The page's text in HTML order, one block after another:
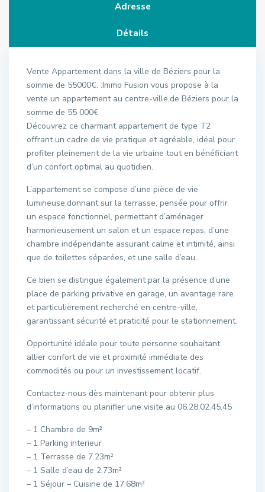
Adresse
Détails
Vente Appartement dans la ville de Béziers pour la
somme de 55000€. :Immo Fusion vous propose à la
vente un appartement au centre-ville,de Béziers pour la
somme de 55 000€
Découvrez ce charmant appartement de type T2
offrant un cadre de vie pratique et agréable, idéal pour
profiter pleinement de la vie urbaine tout en bénéficiant
d’un confort optimal au quotidien.
L’appartement se compose d’une pièce de vie
lumineuse,donnant sur la terrasse, pensée pour offrir
un espace fonctionnel, permettant d’aménager
harmonieusement un salon et un espace repas, d’une
chambre indépendante assurant calme et intimité, ainsi
que de toilettes séparées, et une salle d’eau..
Ce bien se distingue également par la présence d’une
place de parking privative en garage, un avantage rare
et particulièrement recherché en centre-ville,
garantissant sécurité et praticité pour le stationnement.
Opportunité idéale pour toute personne souhaitant
allier confort de vie et proximité immédiate des
commodités ou pour un investissement locatif.
Contactez-nous dès maintenant pour obtenir plus
d’informations ou planifier une visite au 06.28.02.45.45
– 1 Chambre de 9m²
– 1 Parking interieur
– 1 Terrasse de 7.23m²
– 1 Salle d’eau de 2.73m²
– 1 Séjour – Cuisine de 17.68m²